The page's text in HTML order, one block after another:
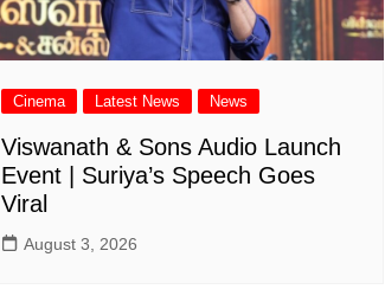
Cinema Latest News News
Viswanath & Sons Audio Launch
Event | Suriya’s Speech Goes
Viral
August 3, 2026